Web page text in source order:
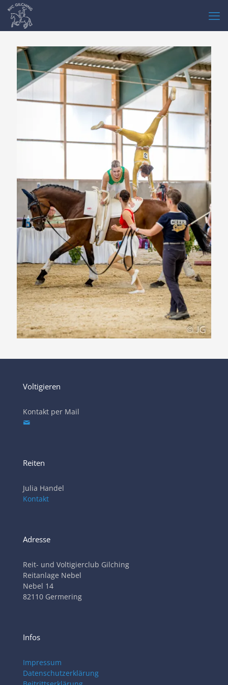
Voltigieren
Kontakt per Mail
Reiten
Julia Handel
Kontakt
Adresse
Reit- und Voltigierclub Gilching
Reitanlage Nebel
Nebel 14
82110 Germering
Infos
Impressum
Datenschutzerklärung